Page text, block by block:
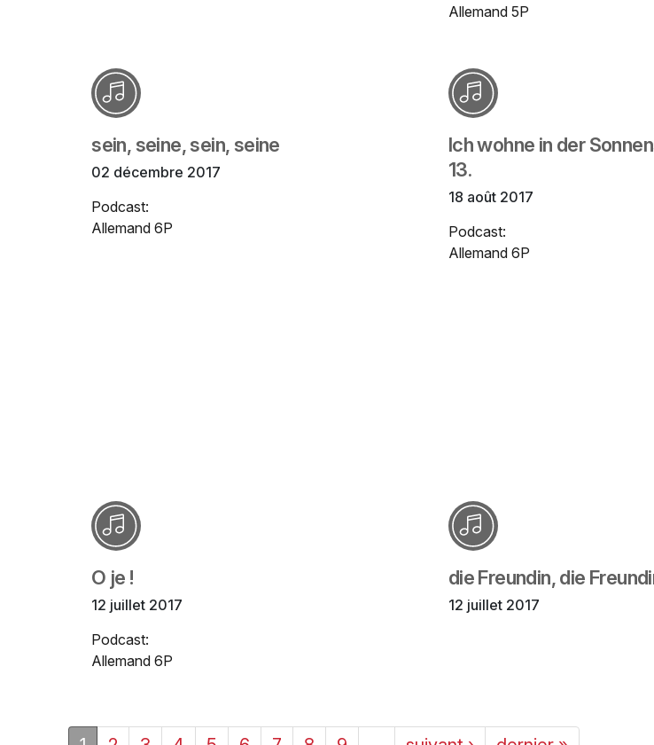
Allemand 5P
sein, seine, sein, seine
02 décembre 2017
Podcast:
Allemand 6P
Ich wohne in der
13.
18 août 2017
Podcast:
Allemand 6P
O je !
12 juillet 2017
Podcast:
Allemand 6P
die Freundin, die
12 juillet 2017